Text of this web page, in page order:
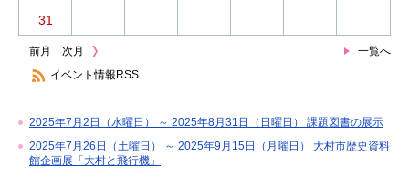
31
前月 一覧へ
次月
イベント情報RSS
2025年7月2日（水曜日） ～ 2025年8月31日（日曜日） 課題図書の展示
2025年7月26日（土曜日） ～ 2025年9月15日（月曜日） 大村市歴史資料
館企画展「大村と飛行機」